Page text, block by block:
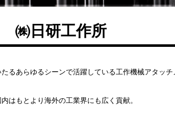
㈱日研工作所
るあらゆるシーンで活躍している工作機械アタッ
はもとより海外の工業界にも広く貢献。